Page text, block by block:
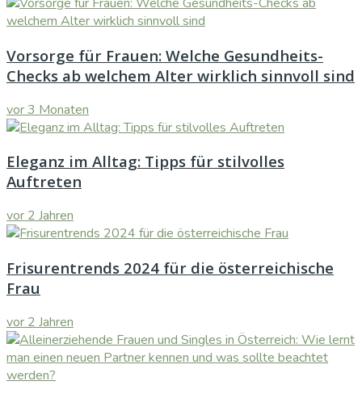
Vorsorge für Frauen: Welche Gesundheits-
Checks ab welchem Alter wirklich sinnvoll sind
vor 3 Monaten
Eleganz im Alltag: Tipps für stilvolles
Auftreten
vor 2 Jahren
Frisurentrends 2024 für die österreichische
Frau
vor 2 Jahren